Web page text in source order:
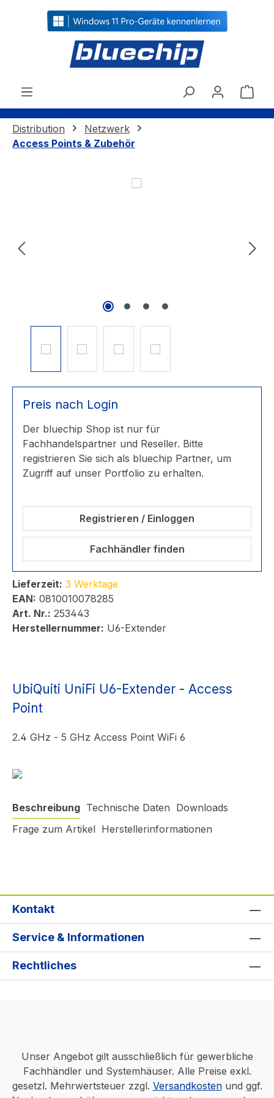
springen
Distribution
Netzwerk
Access Points & Zubehör
Bildergalerie überspringen
Preis nach Login
Der bluechip Shop ist nur für
Fachhandelspartner und Reseller. Bitte
registrieren Sie sich als bluechip Partner, um
Zugriff auf unser Portfolio zu erhalten.
Registrieren / Einloggen
Fachhändler finden
Lieferzeit: 3 Werktage
EAN: 0810010078285
Art. Nr.: 253443
Herstellernummer: U6-Extender
UbiQuiti UniFi U6-Extender - Access
Point
2.4 GHz - 5 GHz Access Point WiFi 6
Beschreibung Technische Daten Downloads
Frage zum Artikel Herstellerinformationen
Kontakt
Service & Informationen
Rechtliches
Unser Angebot gilt ausschließlich für gewerbliche
Fachhändler und Systemhäuser. Alle Preise exkl.
gesetzl. Mehrwertsteuer zzgl. Versandkostenund ggf.